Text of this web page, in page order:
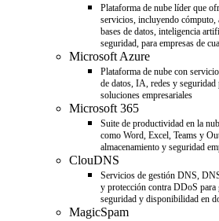
Plataforma de nube líder que
servicios, incluyendo cómputo,
bases de datos, inteligencia
seguridad, para empresas de
Microsoft Azure
Plataforma de nube con
de datos, IA, redes y seguridad
soluciones empresariales
Microsoft 365
Suite de productividad en la
como Word, Excel, Teams y
almacenamiento y seguridad
ClouDNS
Servicios de gestión DNS,
y protección contra DDoS para
seguridad y disponibilidad en
MagicSpam